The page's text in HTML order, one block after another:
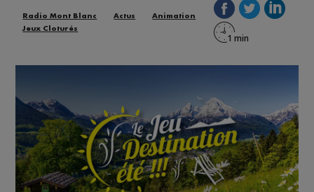
Radio Mont Blanc Actus
Animation
Jeux Cloturés